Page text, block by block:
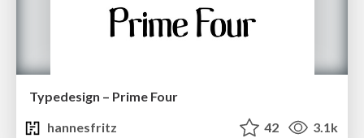
Typedesign – Prime Four
hannesfritz
42 3.1k